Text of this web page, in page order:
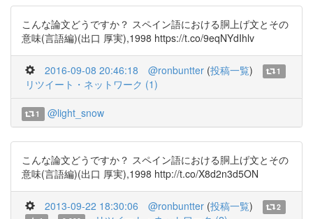
こんな論文どうですか？ スペイン語における胴上げ文とその
意味(言語編)(出口 厚実),1998 https://t.co/9eqNYdIhlv
2016-09-08 20:46:18 @ronbuntter (投稿一覧) 1
リツイート・ネットワーク (1)
1 @light_snow
こんな論文どうですか？ スペイン語における胴上げ文とその
意味(言語編)(出口 厚実),1998 http://t.co/X8d2n3d5ON
2013-09-22 18:30:06 @ronbuntter (投稿一覧)
2